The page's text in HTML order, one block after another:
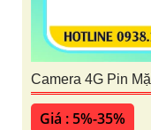
Camera 4G Pin
Giá : 5%-35%